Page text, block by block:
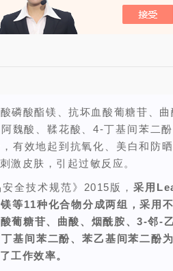
物同时测定
磷酸酯镁、抗坏血酸葡糖苷、
魏酸、鞣花酸、4-丁基间苯二
有效地起到抗氧化、美白和防
激皮肤，引起过敏反应。
全技术规范》2015版，采用
等11种化合物分成两组，采用
葡糖苷、曲酸、烟酰胺、3-邻-
基间苯二酚、苯乙基间苯二酚
工作效率。